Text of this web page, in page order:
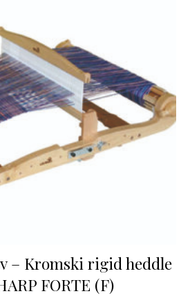
– Kromski rigid heddle
FORTE (F)